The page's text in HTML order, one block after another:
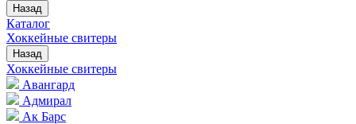
Назад
Каталог
Хоккейные свитеры
Назад
Хоккейные свитеры
Авангард
Адмирал
Ак Барс